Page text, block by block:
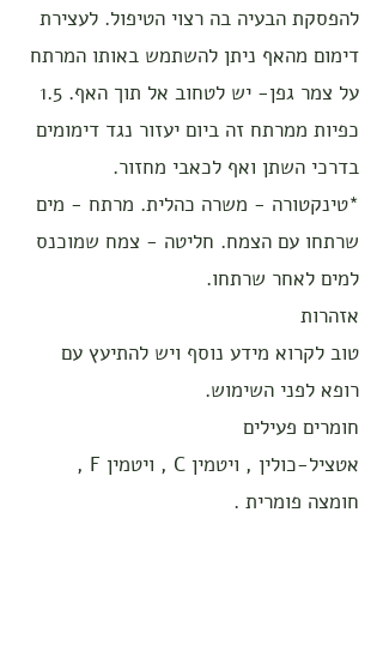
להפסקת הבעיה בה רצוי הטיפול. לעצירת
דימום מהאף ניתן להשתמש באותו המרתח
על צמר גפן- יש לטחוב אל תוך האף. 1.5
כפיות ממרתח זה ביום יעזור נגד דימומים
בדרכי השתן ואף לכאבי מחזור.
*טינקטורה - משרה כהלית. מרתח - מים
שרתחו עם הצמח. חליטה - צמח שמוכנס
למים לאחר שרתחו.
אזהרות
טוב לקרוא מידע נוסף ויש להתיעץ עם
רופא לפני השימוש.
חומרים פעילים
אטציל-כולין , ויטמין C , ויטמין F ,
חומצה פומרית .